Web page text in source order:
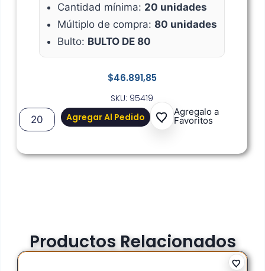
$46.891,85
SKU: 95419
Agregar Al Pedido
Agregalo a
Favoritos
Cantidad mínima: 20 unidades
Múltiplo de compra: 80 unidades
Bulto: BULTO DE 80
Productos Relacionados